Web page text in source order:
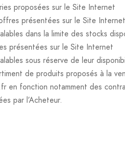
proposées sur le Site Internet
présentées sur le Site Internet
dans la limite des stocks
présentées sur le Site Internet
sous réserve de leur
de produits proposés à la
en fonction notamment des
par l’Acheteur.